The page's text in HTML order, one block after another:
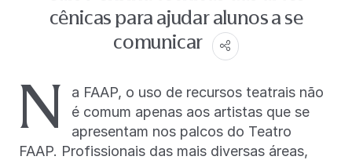
cênicas para ajudar alunos a se
comunicar
N
a FAAP, o uso de recursos teatrais não
é comum apenas aos artistas que se
apresentam nos palcos do Teatro
FAAP. Profissionais das mais diversas áreas,